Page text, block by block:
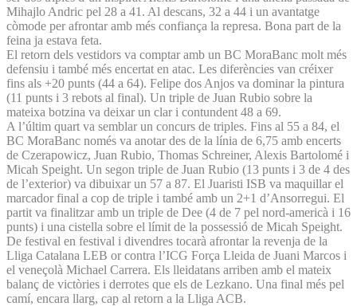
Mihajlo Andric pel 28 a 41. Al descans, 32 a 44 i un avantatge
còmode per afrontar amb més confiança la represa. Bona part de la
feina ja estava feta.
El retorn dels vestidors va comptar amb un BC MoraBanc molt més
defensiu i també més encertat en atac. Les diferències van créixer
fins als +20 punts (44 a 64). Felipe dos Anjos va dominar la pintura
(11 punts i 3 rebots al final). Un triple de Juan Rubio sobre la
mateixa botzina va deixar un clar i contundent 48 a 69.
A l’últim quart va semblar un concurs de triples. Fins al 55 a 84, el
BC MoraBanc només va anotar des de la línia de 6,75 amb encerts
de Czerapowicz, Juan Rubio, Thomas Schreiner, Alexis Bartolomé i
Micah Speight. Un segon triple de Juan Rubio (13 punts i 3 de 4 des
de l’exterior) va dibuixar un 57 a 87. El Juaristi ISB va maquillar el
marcador final a cop de triple i també amb un 2+1 d’Ansorregui. El
partit va finalitzar amb un triple de Dee (4 de 7 pel nord-americà i 16
punts) i una cistella sobre el límit de la possessió de Micah Speight.
De festival en festival i divendres tocarà afrontar la revenja de la
Lliga Catalana LEB or contra l’ICG Força Lleida de Juani Marcos i
el veneçolà Michael Carrera. Els lleidatans arriben amb el mateix
balanç de victòries i derrotes que els de Lezkano. Una final més pel
camí, encara llarg, cap al retorn a la Lliga ACB.